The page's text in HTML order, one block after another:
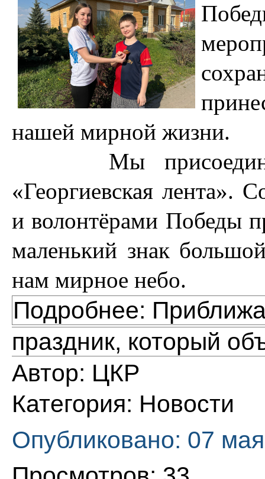
нашей мирной жизни.
Мы
«Георгиевская лента».
и волонтёрами Победы
маленький знак
нам мирное небо.
Подробнее:
праздник, который
Автор: ЦКР
Категория: Новости
Опубликовано: 07